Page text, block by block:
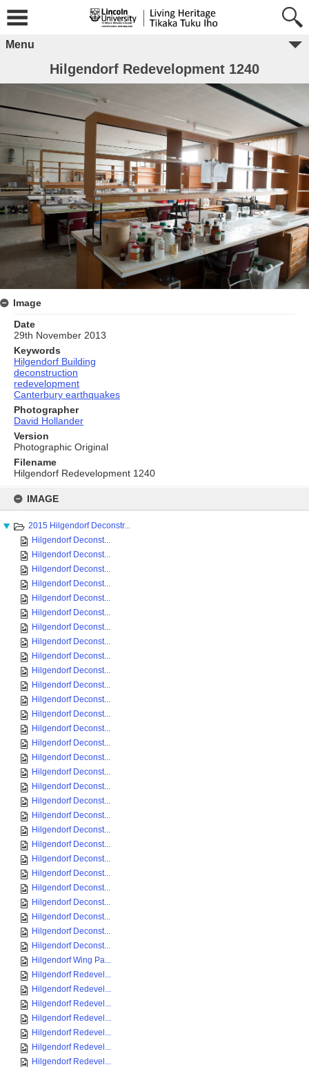
content
IMAGE
2015 Hilgendorf Deconstr...
Hilgendorf Deconst...
Hilgendorf Deconst...
Hilgendorf Deconst...
Hilgendorf Deconst...
Hilgendorf Deconst...
Hilgendorf Deconst...
Hilgendorf Deconst...
Hilgendorf Deconst...
Hilgendorf Deconst...
Hilgendorf Deconst...
Hilgendorf Deconst...
Hilgendorf Deconst...
Hilgendorf Deconst...
Hilgendorf Deconst...
Hilgendorf Deconst...
Hilgendorf Deconst...
Hilgendorf Deconst...
Hilgendorf Deconst...
Hilgendorf Deconst...
Hilgendorf Deconst...
Hilgendorf Deconst...
Hilgendorf Deconst...
Hilgendorf Deconst...
Hilgendorf Deconst...
Hilgendorf Deconst...
Hilgendorf Deconst...
Hilgendorf Deconst...
Hilgendorf Deconst...
Hilgendorf Deconst...
Hilgendorf Wing Pa...
Hilgendorf Redevel...
Hilgendorf Redevel...
Hilgendorf Redevel...
Hilgendorf Redevel...
Hilgendorf Redevel...
Hilgendorf Redevel...
Hilgendorf Redevel...
Menu
Hilgendorf Redevelopment 1240
Image
Date
29th November 2013
Keywords
Hilgendorf Building
deconstruction
redevelopment
Canterbury earthquakes
Photographer
David Hollander
Version
Photographic Original
Filename
Hilgendorf Redevelopment 1240